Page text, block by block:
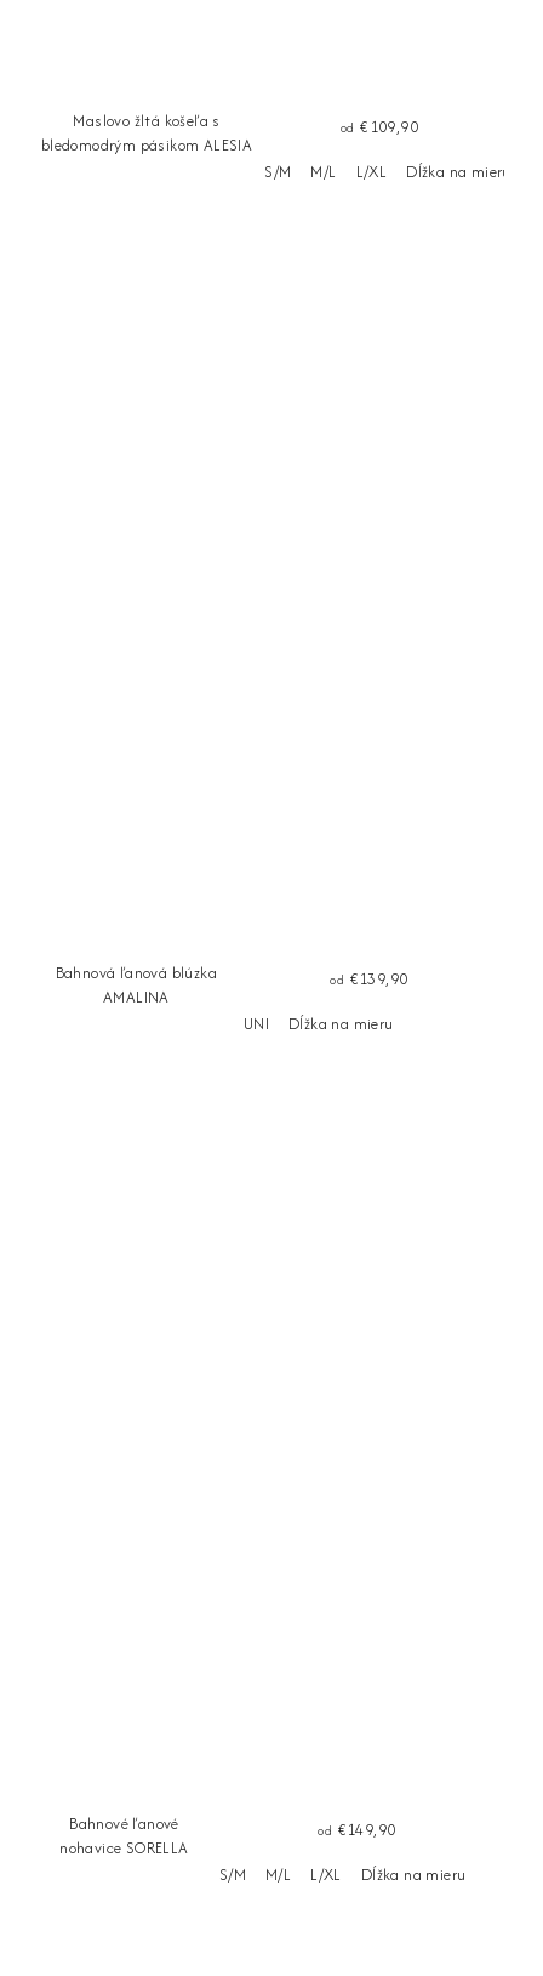
Maslovo žltá košeľa s
bledomodrým pásikom ALESIA
od €109,90
S/M
M/L L/XL Dĺžka na mieru
Bahnová ľanová blúzka
AMALINA
od €139,90
UNI
Dĺžka na mieru
Bahnové ľanové
nohavice SORELLA
od €149,90
S/M
M/L L/XL Dĺžka na mieru